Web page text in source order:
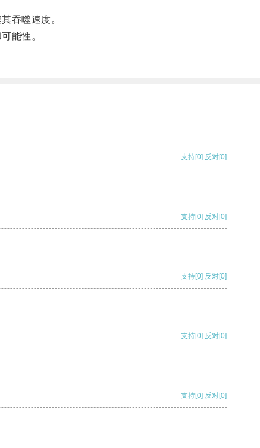
吞噬速度。
能性。
支持[0] 反对[0]
支持[0] 反对[0]
支持[0] 反对[0]
支持[0] 反对[0]
支持[0] 反对[0]